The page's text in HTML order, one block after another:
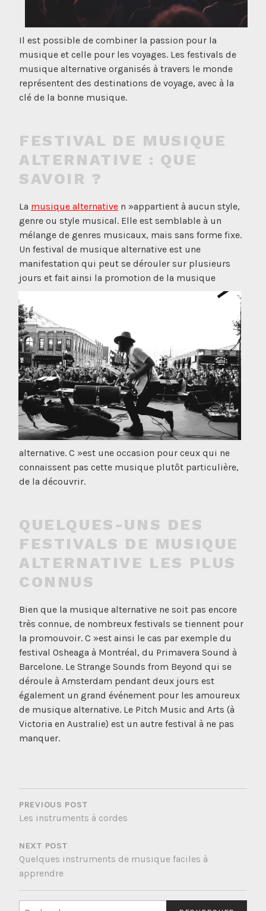
Il est possible de combiner la passion pour la
musique et celle pour les voyages. Les festivals de
musique alternative organisés à travers le monde
représentent des destinations de voyage, avec à la
clé de la bonne musique.
FESTIVAL DE MUSIQUE
ALTERNATIVE : QUE
SAVOIR ?
La musique alternative n »appartient à aucun style,
genre ou style musical. Elle est semblable à un
mélange de genres musicaux, mais sans forme fixe.
Un festival de musique alternative est une
manifestation qui peut se dérouler sur plusieurs
jours et fait ainsi la promotion de la musique
alternative. C »est une occasion pour ceux qui ne
connaissent pas cette musique plutôt particulière,
de la découvrir.
QUELQUES-UNS DES
FESTIVALS DE MUSIQUE
ALTERNATIVE LES PLUS
CONNUS
Bien que la musique alternative ne soit pas encore
très connue, de nombreux festivals se tiennent pour
la promouvoir. C »est ainsi le cas par exemple du
festival Osheaga à Montréal, du Primavera Sound à
Barcelone. Le Strange Sounds from Beyond qui se
déroule à Amsterdam pendant deux jours est
également un grand événement pour les amoureux
de musique alternative. Le Pitch Music and Arts (à
Victoria en Australie) est un autre festival à ne pas
manquer.
NAVIGATION
DE
L’ARTICLE
PREVIOUS POST
Les instruments à cordes
NEXT POST
Quelques instruments de musique faciles à
apprendre